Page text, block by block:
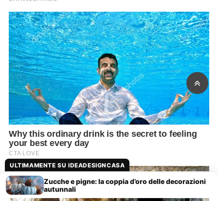
ULTIMAMENTE SU IDEADESIGNCASA
Zucche e pigne: la coppia d’oro delle decorazioni
autunnali